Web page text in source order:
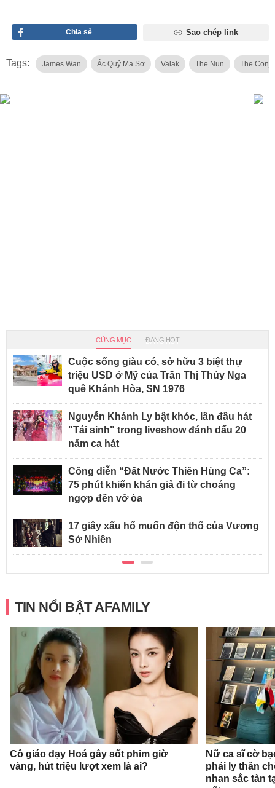
Chia sẻ Sao chép link
Tags: James Wan Ác Quỷ Ma Sơ Valak The Nun The
CÙNG MỤC ĐANG HOT
Cuộc sống giàu có, sở hữu 3 biệt thự
triệu USD ở Mỹ của Trần Thị Thúy Nga
quê Khánh Hòa, SN 1976
Nguyễn Khánh Ly bật khóc, lần đầu hát
"Tái sinh" trong liveshow đánh dấu 20
năm ca hát
Công diễn “Đất Nước Thiên Hùng Ca”:
75 phút khiến khán giả đi từ choáng
ngợp đến vỡ òa
17 giây xấu hổ muốn độn thổ của Vương
Sở Nhiên
TIN NỔI BẬT AFAMILY
Cô giáo dạy Hoá gây sốt phim giờ
vàng, hút triệu lượt xem là ai?
Nữ ca sĩ cờ
phải ly thân
nhan sắc tàn